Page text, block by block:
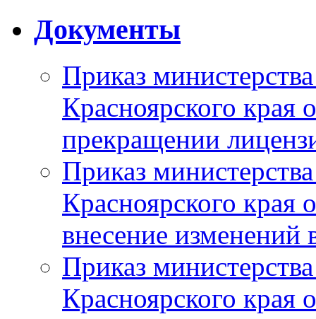
Документы
Приказ
Красноярского
прекращении
Приказ
Красноярского
внесение изменений
Приказ
Красноярского